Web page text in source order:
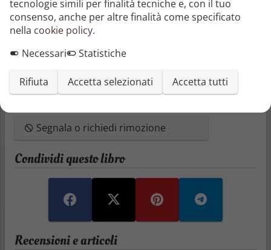
La Sposa del Duca, Libro 1
La Sposa del Conte, Libro 2
La Sposa del Maggiore, Libro 3
La Sposa Segreta del Conte, Libro 4
La Sposa del Principe, Libro 5
Il Suo Principe Pirata, Libro 6
Il Corsaro della Principessa, Libro 7
Rapita dal Pirata, Libro 8
Segnala o richiedi rimozione
Condividi questo libro
Recensioni e articoli
tecnologie simili per finalità tecniche e, con il tuo
consenso, anche per altre finalità come specificato
nella cookie policy.
Necessari
Statistiche
Rifiuta Accetta selezionati Accetta tutti